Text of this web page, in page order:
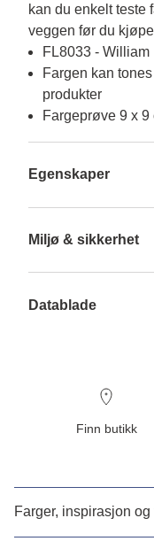
kan du enkelt teste
veggen før du
FL8033 - William
Fargen kan
produkter
Fargeprøve 9 x 9
Egenskaper
Miljø & sikkerhet
Datablade
Finn butikk
Farger, inspirasjon